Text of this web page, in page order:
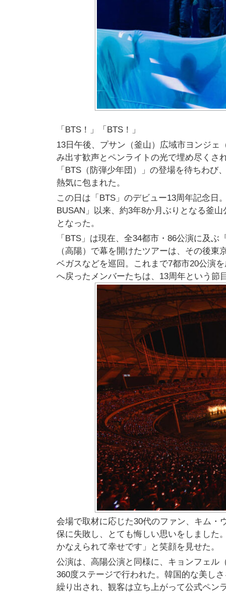
「BTS！」「BTS！」
13日午後、プサン（釜山）広域市ヨンジェ
み出す歓声とペンライトの光で埋め尽くさ
「BTS（防弾少年団）」の登場を待ちわ
熱気に包まれた。
この日は「BTS」のデビュー13周年記念日
BUSAN」以来、約3年8か月ぶりとなる釜
となった。
「BTS」は現在、全34都市・86公演に及
（高陽）で幕を開けたツアーは、その後
ベガスなどを巡回。これまで7都市20公演
へ戻ったメンバーたちは、13周年という節
会場で取材に応じた30代のファン、キム・
保に失敗し、とても悔しい思いをしました
かなえられて幸せです」と笑顔を見せた。
公演は、高陽公演と同様に、キョンフェル
360度ステージで行われた。韓国的な美し
繰り出され、観客は立ち上がって公式ペン